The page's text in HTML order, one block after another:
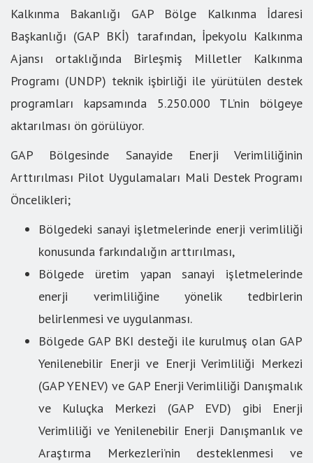
Kalkınma Bakanlığı GAP Bölge Kalkınma İdaresi
Başkanlığı (GAP BKİ) tarafından, İpekyolu Kalkınma
Ajansı ortaklığında Birleşmiş Milletler Kalkınma
Programı (UNDP) teknik işbirliği ile yürütülen destek
programları kapsamında 5.250.000 TL’nin bölgeye
aktarılması ön görülüyor.
GAP Bölgesinde Sanayide Enerji Verimliliğinin
Arttırılması Pilot Uygulamaları Mali Destek Programı
Öncelikleri;
Bölgedeki sanayi işletmelerinde enerji verimliliği
konusunda farkındalığın arttırılması,
Bölgede üretim yapan sanayi işletmelerinde
enerji verimliliğine yönelik tedbirlerin
belirlenmesi ve uygulanması.
Bölgede GAP BKI desteği ile kurulmuş olan GAP
Yenilenebilir Enerji ve Enerji Verimliliği Merkezi
(GAP YENEV) ve GAP Enerji Verimliliği Danışmalık
ve Kuluçka Merkezi (GAP EVD) gibi Enerji
Verimliliği ve Yenilenebilir Enerji Danışmanlık ve
Araştırma Merkezleri’nin desteklenmesi ve